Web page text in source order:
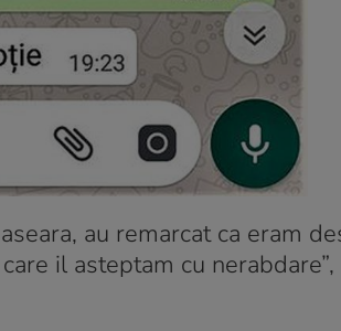
au remarcat ca eram
il asteptam cu